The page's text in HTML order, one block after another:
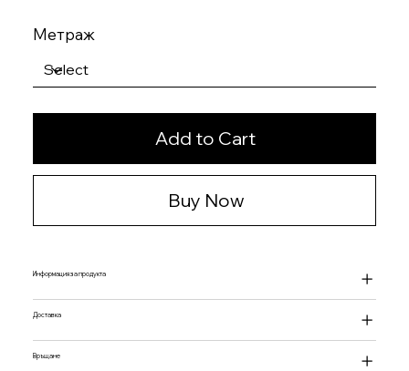
Метраж
Add to Cart
Buy Now
Информация за продукта
Доставка
Връщане